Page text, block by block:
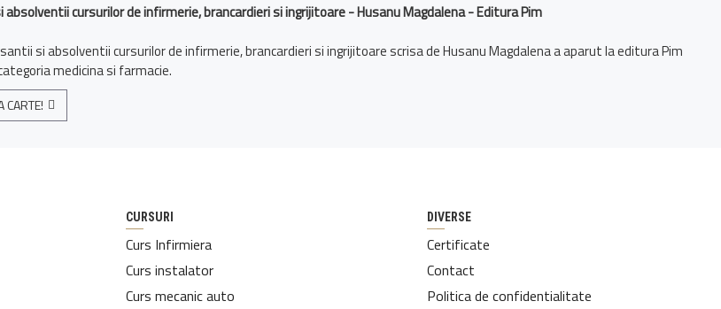
cursurilor de infirmerie, brancardieri si ingrijitoare - Husanu Magdalena - Editura Pim
si absolventii cursurilor de infirmerie, brancardieri si ingrijitoare scrisa de Husanu Magdalena a aparut la editura Pim
medicina si farmacie.
CARTE!
CURSURI
Curs Infirmiera
Curs instalator
Curs mecanic auto
DIVERSE
Certificate
Contact
Politica de confidentialitate